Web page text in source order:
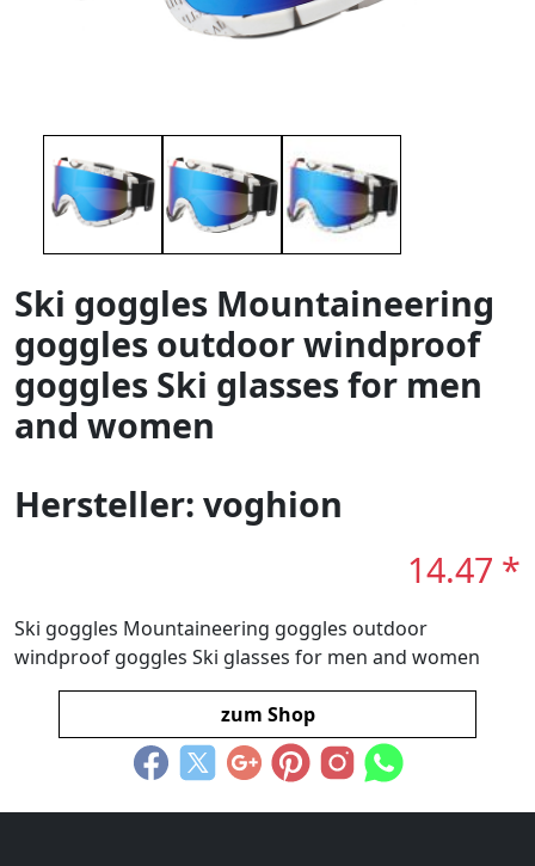
Ski goggles Mountaineering
goggles outdoor windproof
goggles Ski glasses for men
and women
Hersteller: voghion
14.47 *
Ski goggles Mountaineering goggles outdoor
windproof goggles Ski glasses for men and women
zum Shop